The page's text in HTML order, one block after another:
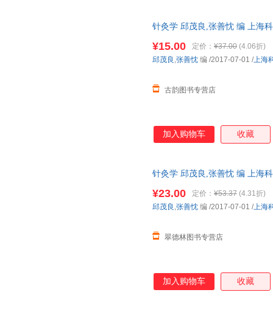
针灸学 邱茂良,张善忱 编 上海
¥15.00 定价： ¥37.00 (4.06折)
古韵图书专营店
邱茂良 ,张善忱 编 /2017-07-01 /上海
加入购物车 收藏
针灸学 邱茂良,张善忱 编 上海
¥23.00 定价： ¥53.37 (4.31折)
翠德林图书专营店
邱茂良 ,张善忱 编 /2017-07-01 /上海
加入购物车 收藏